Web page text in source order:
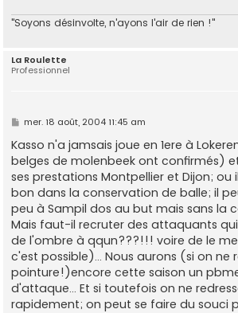
"Soyons désinvolte, n'ayons l'air de rien !"
La Roulette
Professionnel
M
s
s
a
g
e
mer. 18 août, 2004 11:45 am
Kasso n'a jamsais joue en 1ere à
belges de molenbeek ont confirmés)
ses prestations Montpellier et Dijon;
bon dans la conservation de balle; il
peu à Sampil dos au but mais sans la
Mais faut-il recruter des attaquants
de l'ombre à qqun???!!! voire de le
c'est possible)... Nous aurons (si on ne
pointure!)encore cette saison un
d'attaque... Et si toutefois on ne
rapidement; on peut se faire du souci